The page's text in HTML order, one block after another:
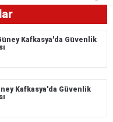
Kafkasya'da Güvenlik
Kafkasya'da Güvenlik